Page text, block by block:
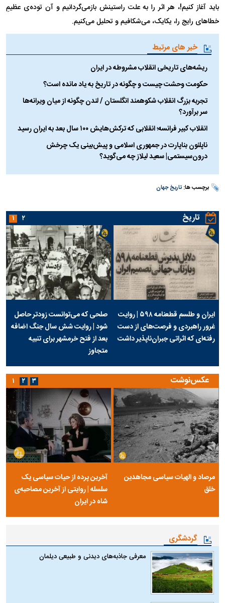
باید آغاز کنیم!، هر اثر را به علت راستینش بازمی‌گردانیم و آن توده‌ی عظیمِ
خطا‌های رایج را، یکایک، می‌شکافیم و تحلیل می‌کنیم.
خبر های مرتبط
ریشه‌های تاریخی انقلاب مشروطه در ایران
حکومت وحشت چیست و چگونه در تاریخ به یاد مانده است؟
تجربه بزرگ انقلاب شکوهمند انگلستان / لندن چگونه از میان ویرانه‌ها
سر برآورد؟
انقلاب کبیر فرانسه؛ انقلابی که ترکش‌هایش ۱۰۰ سال بعد به ایران رسید
ناپلئون بناپارت در جمهوری اسلامی و پیش‌بینی یک چرخش
درون‌سیستمی| سعید لیلاز چه می‌گوید؟
برچسب ها:تاریخ جهان
تاریخ
ایران و طلسم قطعنامه ۵۹۸ | روایت
غرور راهبردی و فرصت‌های از دست
رفته‌ای که اثراتی جبران‌ناپذیر داشت
صلحی که می‌توانست زودتر حاصل
شود | روایت شش سال جنگ اضافه
بعد از فتح خرمشهر برای تنبیه
متجاوز
۱ ۲
عکس‌نوشت
مرصاد و الهیات سیاسی مجاهدین
خلق
آخرین پرده از حیات سیاسی یک
سلسله | روایتی از آخرین مصاحبه‌ی
شاه در ایران
۱ ۲ ۳
گردشگری
معرفی جاذبه‌های دیدنی و طبیعی دیلمان